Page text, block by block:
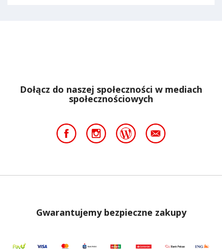
Dołącz do naszej społeczności w mediach
społecznościowych
Gwarantujemy bezpieczne zakupy